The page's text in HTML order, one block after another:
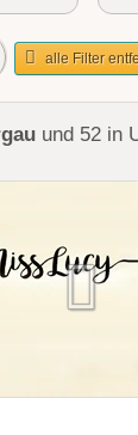
alle Filter
und 52 in